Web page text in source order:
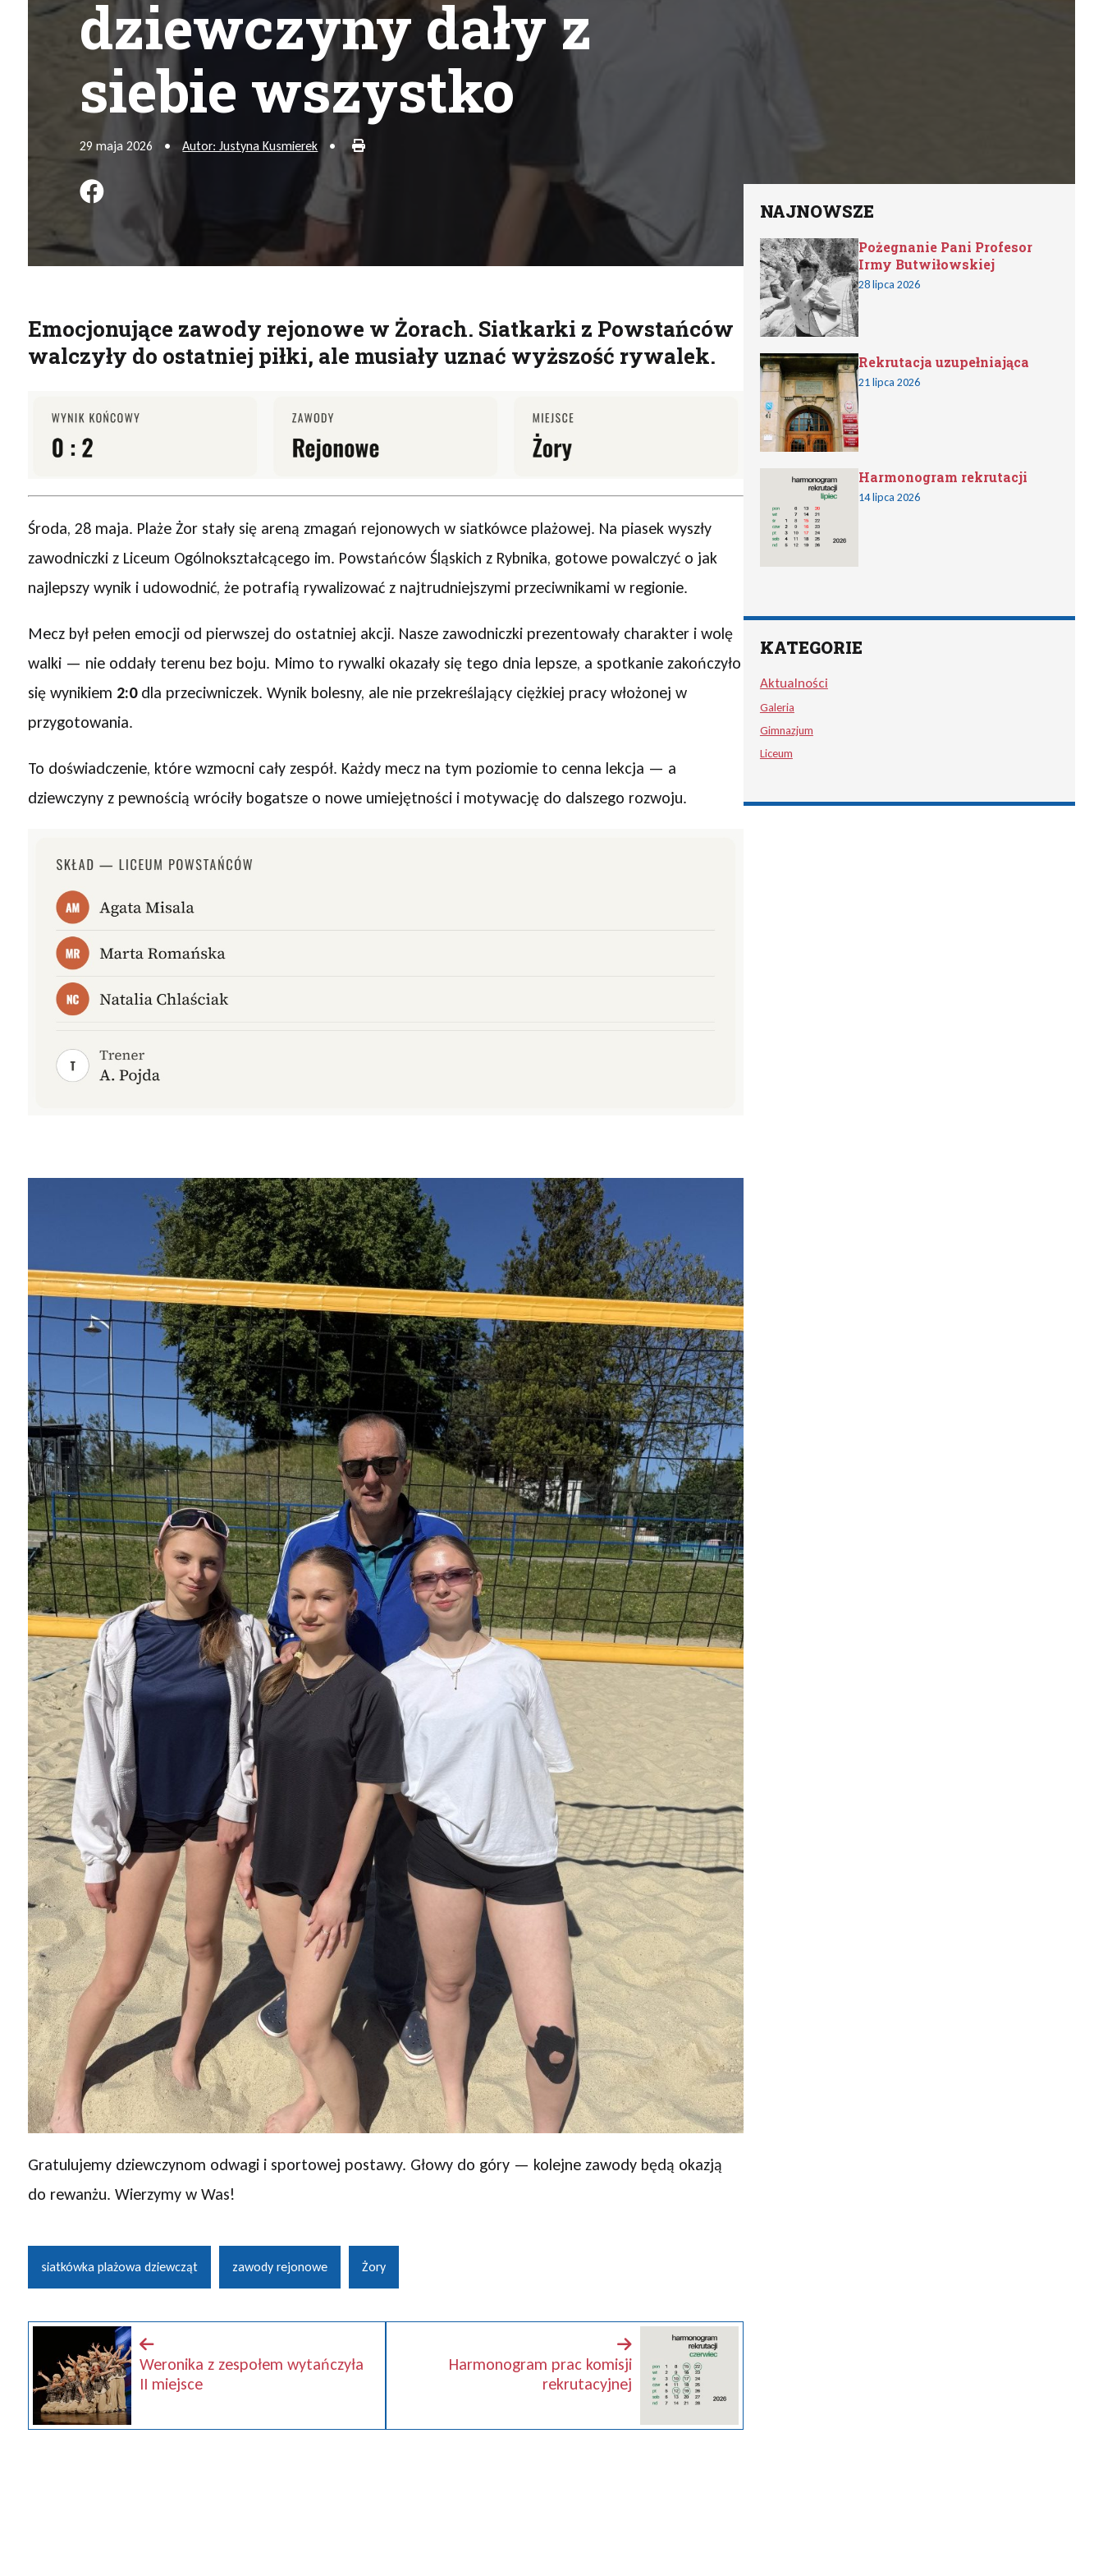
dziewczyny dały z
siebie wszystko
29 maja 2026 • Autor: Justyna Kusmierek • Drukuj
Podziel się na FB
Emocjonujące zawody rejonowe w Żorach. Siatkarki z Powstańców
walczyły do ostatniej piłki, ale musiały uznać wyższość rywalek.
Środa, 28 maja. Plaże Żor stały się areną zmagań rejonowych w siatkówce plażowej. Na piasek wyszły
zawodniczki z Liceum Ogólnokształcącego im. Powstańców Śląskich z Rybnika, gotowe powalczyć o jak
najlepszy wynik i udowodnić, że potrafią rywalizować z najtrudniejszymi przeciwnikami w regionie.
Mecz był pełen emocji od pierwszej do ostatniej akcji. Nasze zawodniczki prezentowały charakter i wolę
walki — nie oddały terenu bez boju. Mimo to rywalki okazały się tego dnia lepsze, a spotkanie zakończyło
się wynikiem 2:0dla przeciwniczek. Wynik bolesny, ale nie przekreślający ciężkiej pracy włożonej w
przygotowania.
To doświadczenie, które wzmocni cały zespół. Każdy mecz na tym poziomie to cenna lekcja — a
dziewczyny z pewnością wróciły bogatsze o nowe umiejętności i motywację do dalszego rozwoju.
Gratulujemy dziewczynom odwagi i sportowej postawy. Głowy do góry — kolejne zawody będą okazją
do rewanżu. Wierzymy w Was!
siatkówka plażowa dziewcząt zawody rejonowe Żory
Weronika z zespołem wytańczyła
II miejsce
Harmonogram prac komisji
rekrutacyjnej
NAJNOWSZE
Pożegnanie Pani Profesor
Irmy Butwiłowskiej
28 lipca 2026
Rekrutacja uzupełniająca
21 lipca 2026
Harmonogram rekrutacji
14 lipca 2026
KATEGORIE
Aktualności
Galeria
Gimnazjum
Liceum